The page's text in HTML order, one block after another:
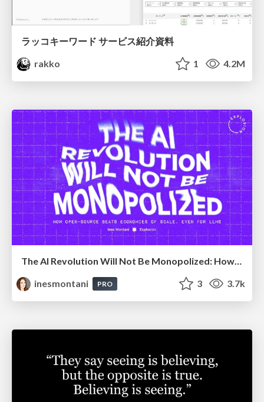
ラッコキーワード サービス紹介資料
rakko
1 4.2M
inesmontani
PRO 3 3.7k